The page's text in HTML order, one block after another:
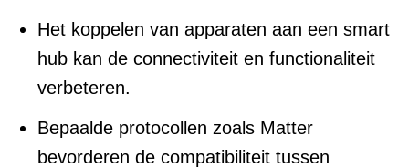
Het koppelen van apparaten aan een smart
hub kan de connectiviteit en functionaliteit
verbeteren.
Bepaalde protocollen zoals Matter
bevorderen de compatibiliteit tussen